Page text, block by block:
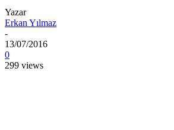
Yazar
Erkan Yılmaz
-
13/07/2016
0
299 views